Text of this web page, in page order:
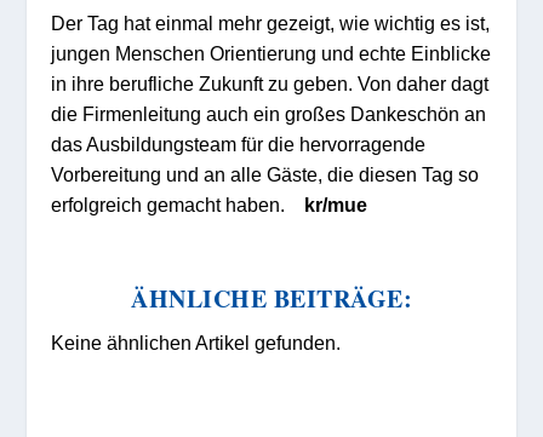
Der Tag hat einmal mehr gezeigt, wie wichtig es ist,
jungen Menschen Orientierung und echte Einblicke
in ihre berufliche Zukunft zu geben. Von daher dagt
die Firmenleitung auch ein großes Dankeschön an
das Ausbildungsteam für die hervorragende
Vorbereitung und an alle Gäste, die diesen Tag so
erfolgreich gemacht haben. kr/mue
ÄHNLICHE BEITRÄGE:
Keine ähnlichen Artikel gefunden.